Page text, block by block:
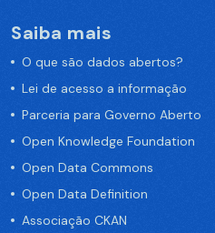
Saiba mais
O que são dados abertos?
Lei de acesso a informação
Parceria para Governo Aberto
Open Knowledge Foundation
Open Data Commons
Open Data Definition
Associação CKAN